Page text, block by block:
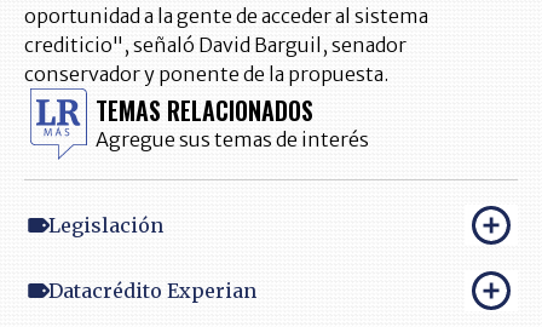
oportunidad a la gente de acceder al sistema
crediticio", señaló David Barguil, senador
conservador y ponente de la propuesta.
TEMAS RELACIONADOS
Agregue sus temas de interés
Legislación
Datacrédito Experian